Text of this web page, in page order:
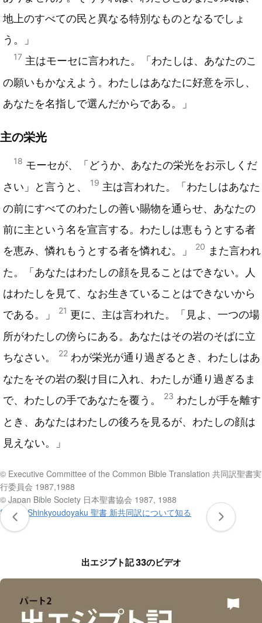
地上のすべての民と異なる特別なものとなるでしょ
う。」
17 主はモーセに言われた。「わたしは、あなたのこ
の願いもかなえよう。わたしはあなたに好意を示し、
あなたを名指しで選んだからである。」
主の栄光
18 モーセが、「どうか、あなたの栄光をお示しくだ
さい」と言うと、
19 主は言われた。「わたしはあなた
の前にすべてのわたしの善い賜物を通らせ、あなたの
前に主という名を宣言する。わたしは恵もうとする者
を恵み、憐れもうとする者を憐れむ。」
20 また言われ
た。「あなたはわたしの顔を見ることはできない。人
はわたしを見て、なお生きていることはできないから
である。」
21 更に、主は言われた。「見よ、一つの場
所がわたしの傍らにある。あなたはその岩のそばに立
ちなさい。
22 わが栄光が通り過ぎるとき、わたしはあ
なたをその岩の裂け目に入れ、わたしが通り過ぎるま
で、わたしの手であなたを覆う。
23 わたしが手を離す
とき、あなたはわたしの後ろを見るが、わたしの顔は
見えない。」
© Executive Committee of the Common Bible Translation 共同訳聖書実
行委員会 1987,1988
© Japan Bible Society 日本聖書協会 1987, 1988
Seisho Shinkyoudoyaku 聖書 新共同訳について知る
出エジプト記 33のビデオ